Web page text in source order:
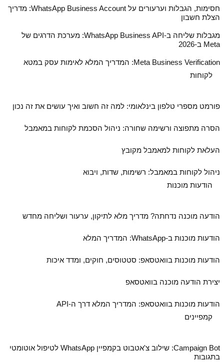
חסימות, הגבלות וערעורים על WhatsApp Business Account: מדריך
הצלת חשבון
מגבלות שליחה ב‑WhatsApp Business API: מערכת הדרגים של
Meta ב‑2026
Meta Business Verification: המדריך המלא לאימות עסק במטא
לקוחות
פורמט מספרי טלפון בינלאומי: למה זה חשוב ואיך עושים את זה נכון
הסרה מתפוצה ורשימה שחורה: ניהול הסכמת לקוחות במאמבל
העלאת לקוחות למאמבל מקובץ
ניהול לקוחות במאמבל: רשימות, שדות, ויבוא
הודעות מוכנות
הודעה מוכנה נדחתה? מדריך מלא לתיקון, ערעור ושליחה מחדש
הודעות מוכנות ב‑WhatsApp: המדריך המלא
הודעות מוכנות בוואטסאפ: סטטוסים, חוקים, ומדד איכות
יצירת הודעה מוכנה בוואטסאפ
הודעות מוכנות בוואטסאפ: המדריך המלא דרך ה‑API
קמפיינים
Campaign Bot: שילוב צ'אטבוט בקמפיין WhatsApp לטיפול אוטומטי
בתגובות